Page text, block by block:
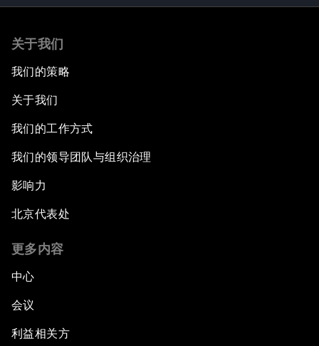
关于我们
我们的策略
关于我们
我们的工作方式
我们的领导团队与组织治理
影响力
北京代表处
更多内容
中心
会议
利益相关方